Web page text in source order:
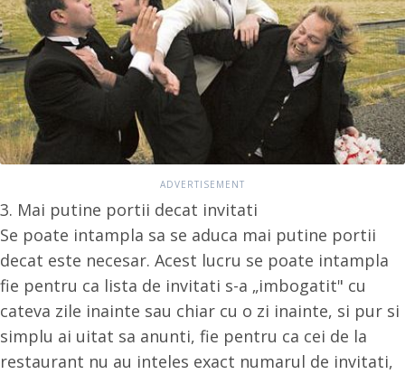
3. Mai putine portii decat invitati
Se poate intampla sa se aduca mai putine portii
decat este necesar. Acest lucru se poate intampla
fie pentru ca lista de invitati s-a „imbogatit" cu
cateva zile inainte sau chiar cu o zi inainte, si pur si
simplu ai uitat sa anunti, fie pentru ca cei de la
restaurant nu au inteles exact numarul de invitati,